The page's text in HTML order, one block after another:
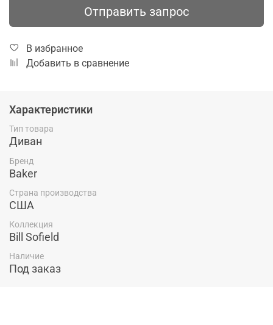
Отправить запрос
В избранное
Добавить в сравнение
Характеристики
Тип товара
Диван
Бренд
Baker
Страна производства
США
Коллекция
Bill Sofield
Наличие
Под заказ